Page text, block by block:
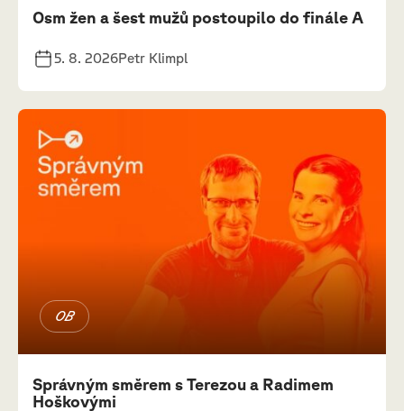
Osm žen a šest mužů postoupilo do finále A
5. 8. 2026Petr Klimpl
OB
Správným směrem s Terezou a Radimem
Hoškovými